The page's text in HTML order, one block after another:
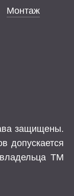
Монтаж
защищены.
допускается
ТМ